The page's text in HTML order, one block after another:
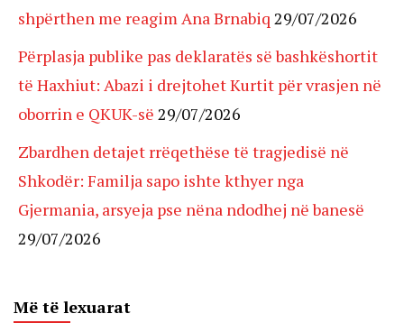
shpërthen me reagim Ana Brnabiq 29/07/2026
Përplasja publike pas deklaratës së bashkëshortit
të Haxhiut: Abazi i drejtohet Kurtit për vrasjen në
oborrin e QKUK-së 29/07/2026
Zbardhen detajet rrëqethëse të tragjedisë në
Shkodër: Familja sapo ishte kthyer nga
Gjermania, arsyeja pse nëna ndodhej në banesë
29/07/2026
Më të lexuarat